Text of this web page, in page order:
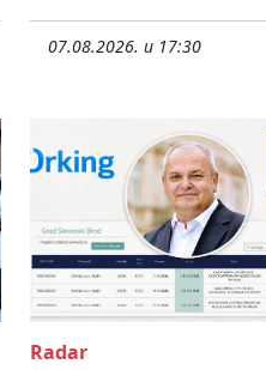
07.08.2026. u 17:30
Radar